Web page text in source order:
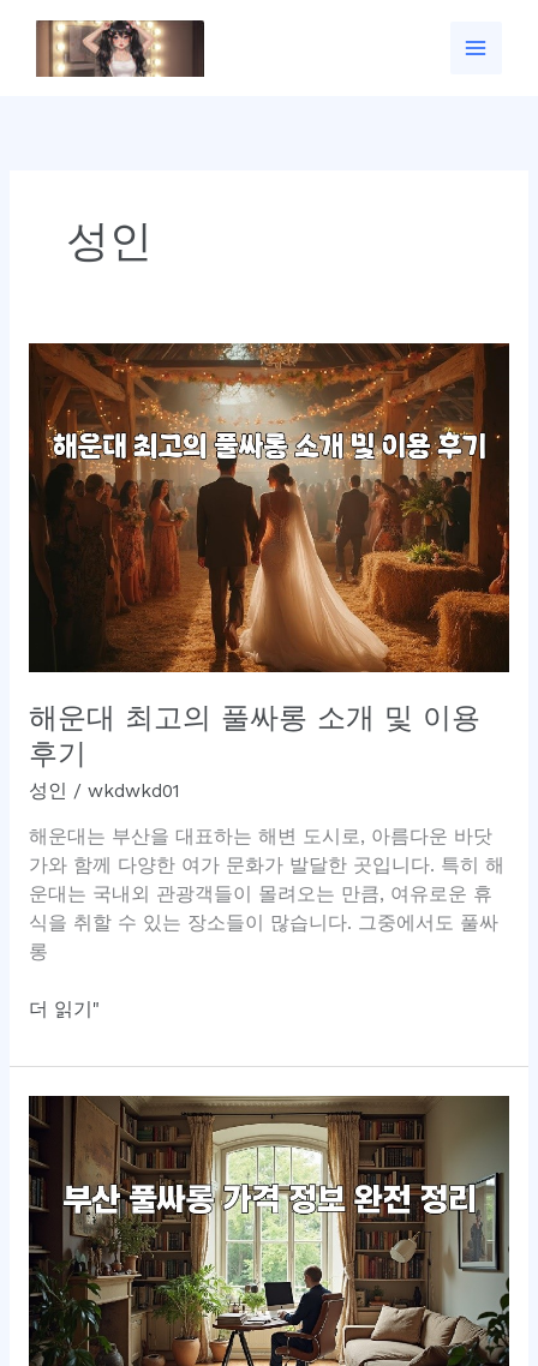
성인
해운대 최고의 풀싸롱 소개 및 이용
후기
성인 / wkdwkd01
해운대는 부산을 대표하는 해변 도시로, 아름다운 바닷
가와 함께 다양한 여가 문화가 발달한 곳입니다. 특히 해
운대는 국내외 관광객들이 몰려오는 만큼, 여유로운 휴
식을 취할 수 있는 장소들이 많습니다. 그중에서도 풀싸
롱
해
대
최
고
의
풀
싸
소
개
및
이
더 읽기"